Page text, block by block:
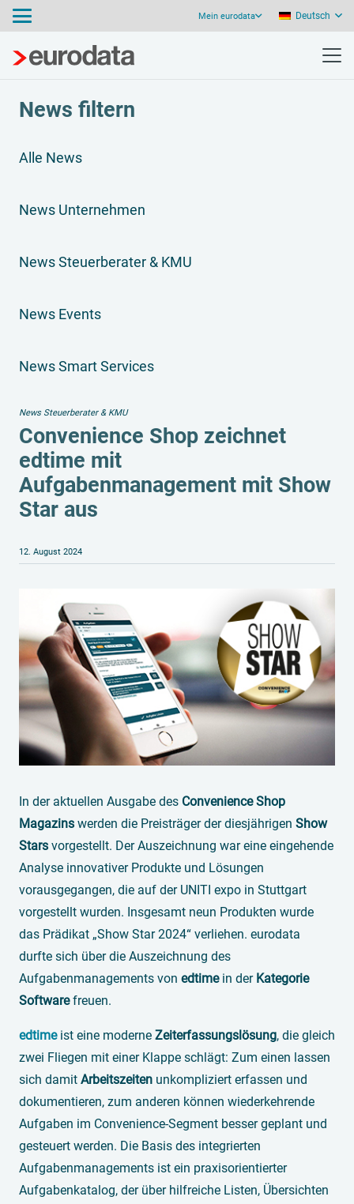
Mein eurodata Deutsch
News filtern
Alle News
News Unternehmen
News Steuerberater & KMU
News Events
News Smart Services
News Steuerberater & KMU
Convenience Shop zeichnet
edtime mit
Aufgabenmanagement mit Show
Star aus
12. August 2024
In der aktuellen Ausgabe des Convenience Shop
Magazins werden die Preisträger der diesjährigen Show
Stars vorgestellt. Der Auszeichnung war eine eingehende
Analyse innovativer Produkte und Lösungen
vorausgegangen, die auf der UNITI expo in Stuttgart
vorgestellt wurden. Insgesamt neun Produkten wurde
das Prädikat „Show Star 2024“ verliehen. eurodata
durfte sich über die Auszeichnung des
Aufgabenmanagements von edtimein der Kategorie
Softwarefreuen.
edtimeist eine moderne Zeiterfassungslösung, die gleich
zwei Fliegen mit einer Klappe schlägt: Zum einen lassen
sich damit Arbeitszeiten unkompliziert erfassen und
dokumentieren, zum anderen können wiederkehrende
Aufgaben im Convenience-Segment besser geplant und
gesteuert werden. Die Basis des integrierten
Aufgabenmanagements ist ein praxisorientierter
Aufgabenkatalog, der über hilfreiche Listen, Übersichten